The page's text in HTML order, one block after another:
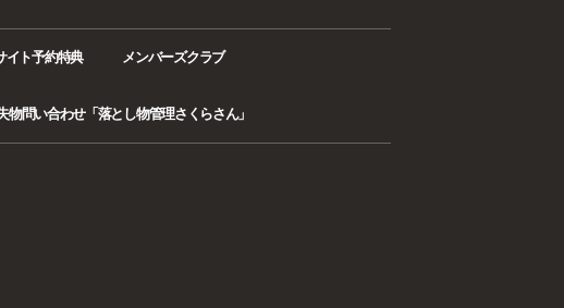
イト予約特典 メンバーズクラブ
物問い合わせ「落とし物管理さくらさん」